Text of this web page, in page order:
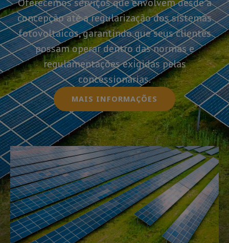
concepção até a regularização dos sistemas
fotovoltaicos, garantindo que seus clientes
possam operar dentro das normas e
regulamentações exigidas pelas
concessionárias.
MAIS INFORMAÇÕES